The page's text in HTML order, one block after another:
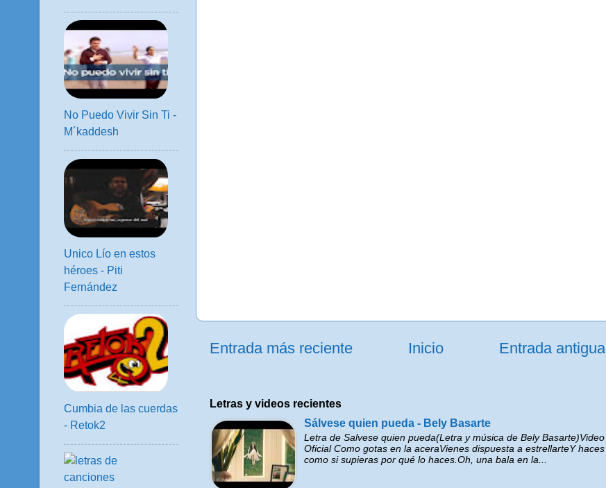
Entrada más reciente Entrada antigua
Inicio
Letras y videos recientes
Sálvese quien pueda - Bely Basarte
Letra de Salvese quien pueda(Letra y música de Bely Basarte)Video
Oficial Como gotas en la aceraVienes dispuesta a estrellarteY haces
como si supieras por qué lo haces.Oh, una bala en la...
No Puedo Vivir Sin Ti -
M´kaddesh
Unico Lío en estos
héroes - Piti
Fernández
Cumbia de las cuerdas
- Retok2